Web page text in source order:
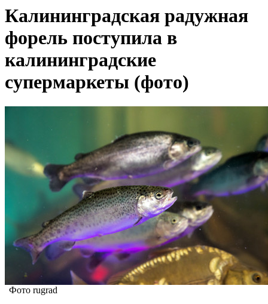
Калининградская радужная
форель поступила в
калининградские
супермаркеты (фото)
Фото rugrad